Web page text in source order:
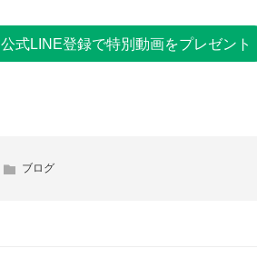
公式LINE登録で特別動画をプレゼント
ブログ